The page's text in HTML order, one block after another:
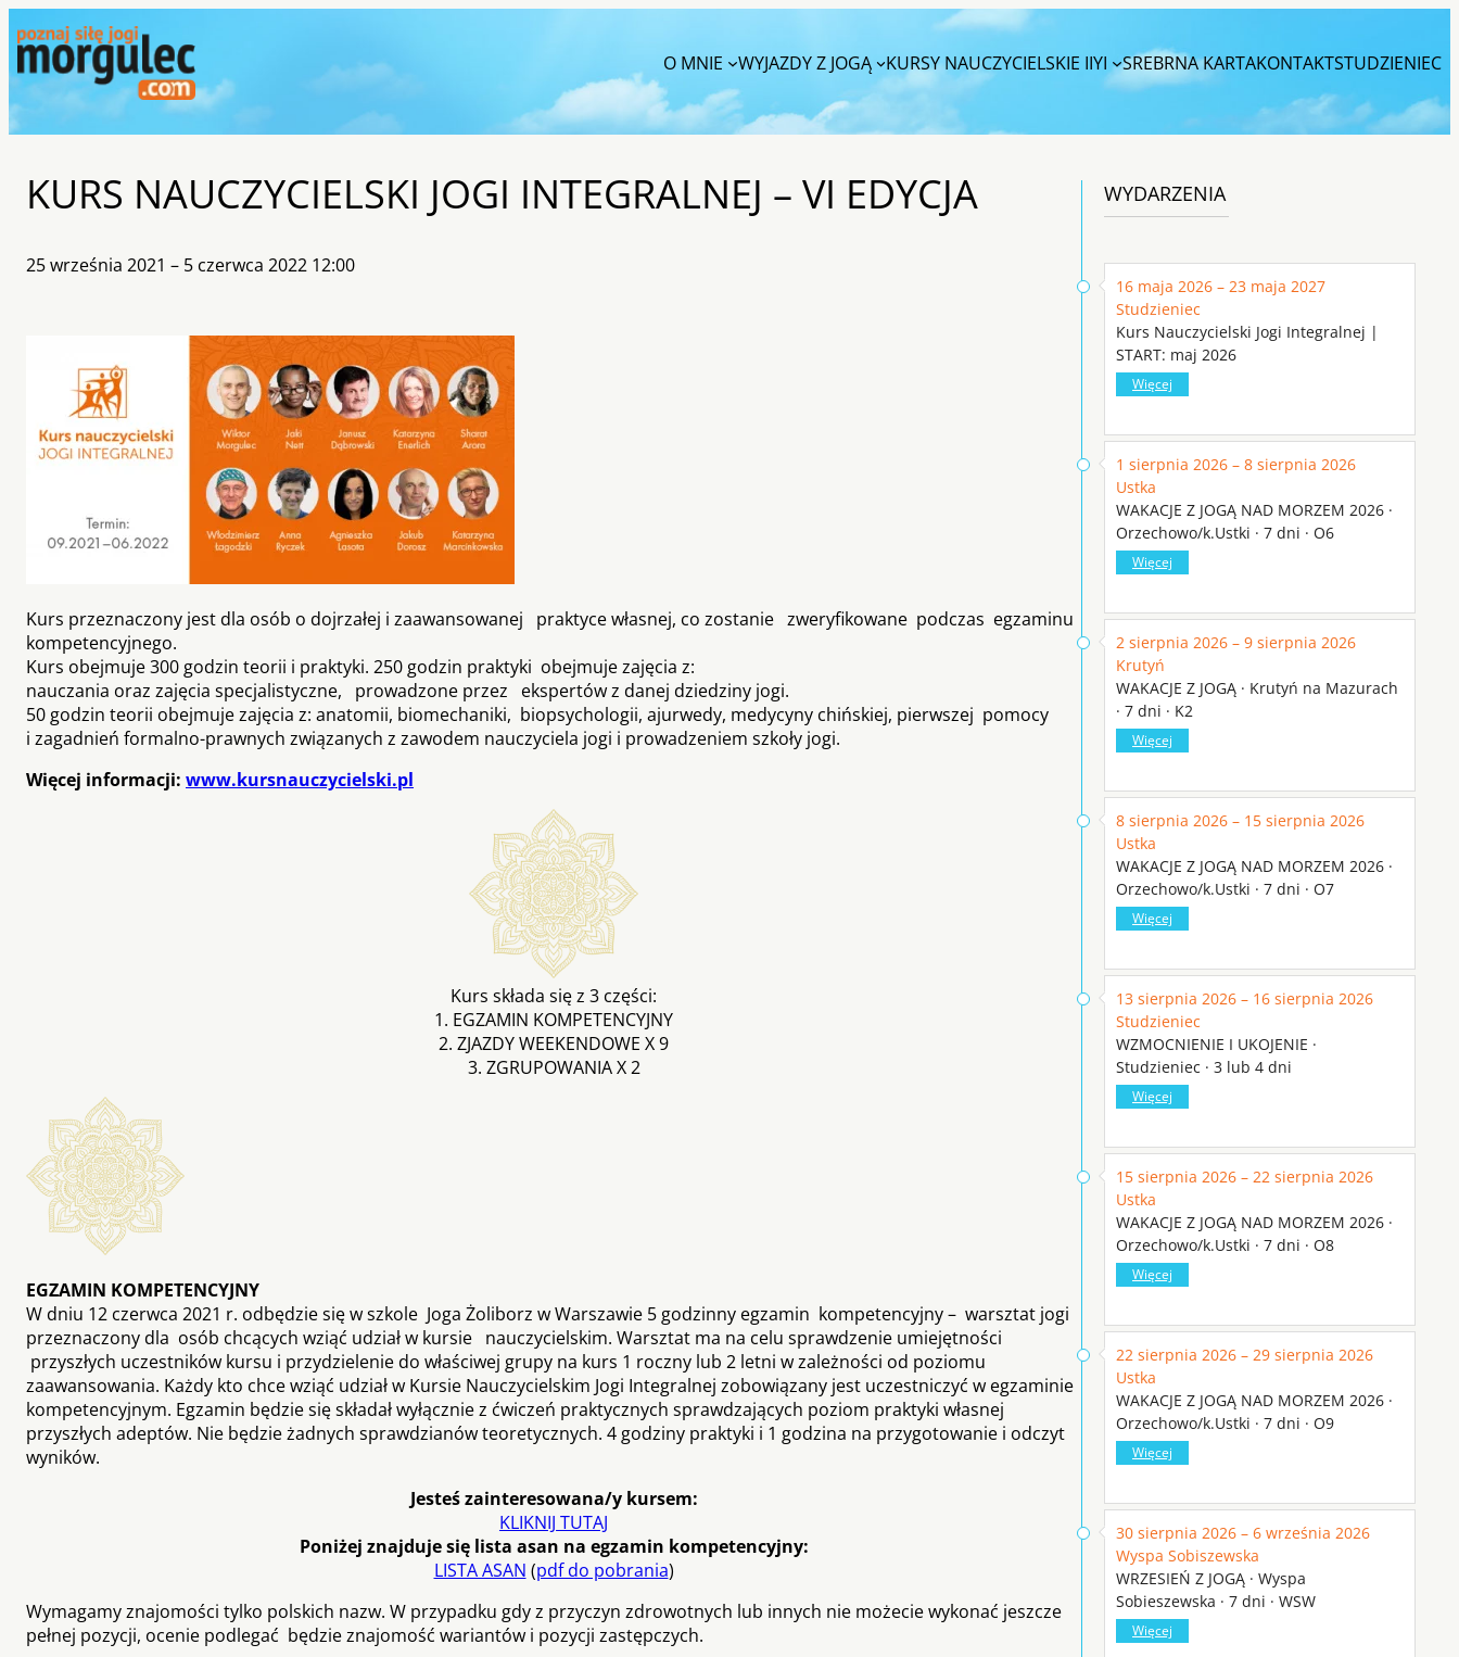
O MNIE WYJAZDY Z JOGĄ KURSY NAUCZYCIELSKIE IIYI SREBRNA KARTAKONTAKTSTUDZIENIEC
KURS NAUCZYCIELSKI JOGI INTEGRALNEJ – VI EDYCJA
25 września 2021 – 5 czerwca 2022 12:00
Kurs przeznaczony jest dla osób o dojrzałej i zaawansowanej praktyce własnej, co zostanie zweryfikowane podczas egzaminu
kompetencyjnego.
Kurs obejmuje 300 godzin teorii i praktyki. 250 godzin praktyki obejmuje zajęcia z:
nauczania oraz zajęcia specjalistyczne, prowadzone przez ekspertów z danej dziedziny jogi.
50 godzin teorii obejmuje zajęcia z: anatomii, biomechaniki, biopsychologii, ajurwedy, medycyny chińskiej, pierwszej pomocy
i zagadnień formalno-prawnych związanych z zawodem nauczyciela jogi i prowadzeniem szkoły jogi.
Więcej informacji: www.kursnauczycielski.pl
Kurs składa się z 3 części:
1. EGZAMIN KOMPETENCYJNY
2. ZJAZDY WEEKENDOWE X 9
3. ZGRUPOWANIA X 2
EGZAMIN KOMPETENCYJNY
W dniu 12 czerwca 2021 r. odbędzie się w szkole Joga Żoliborz w Warszawie 5 godzinny egzamin kompetencyjny – warsztat jogi
przeznaczony dla osób chcących wziąć udział w kursie nauczycielskim. Warsztat ma na celu sprawdzenie umiejętności
przyszłych uczestników kursu i przydzielenie do właściwej grupy na kurs 1 roczny lub 2 letni w zależności od poziomu
zaawansowania. Każdy kto chce wziąć udział w Kursie Nauczycielskim Jogi Integralnej zobowiązany jest uczestniczyć w egzaminie
kompetencyjnym. Egzamin będzie się składał wyłącznie z ćwiczeń praktycznych sprawdzających poziom praktyki własnej
przyszłych adeptów. Nie będzie żadnych sprawdzianów teoretycznych. 4 godziny praktyki i 1 godzina na przygotowanie i odczyt
wyników.
Jesteś zainteresowana/y kursem:
KLIKNIJ TUTAJ
Poniżej znajduje się lista asan na egzamin kompetencyjny:
LISTA ASAN (pdf do pobrania)
Wymagamy znajomości tylko polskich nazw. W przypadku gdy z przyczyn zdrowotnych lub innych nie możecie wykonać jeszcze
pełnej pozycji, ocenie podlegać będzie znajomość wariantów i pozycji zastępczych.
WYDARZENIA
16 maja 2026 – 23 maja 2027
Studzieniec
Kurs Nauczycielski Jogi Integralnej |
START: maj 2026
Więcej
1 sierpnia 2026 – 8 sierpnia 2026
Ustka
WAKACJE Z JOGĄ NAD MORZEM 2026 ·
Orzechowo/k.Ustki · 7 dni · O6
Więcej
2 sierpnia 2026 – 9 sierpnia 2026
Krutyń
WAKACJE Z JOGĄ · Krutyń na Mazurach
· 7 dni · K2
Więcej
8 sierpnia 2026 – 15 sierpnia 2026
Ustka
WAKACJE Z JOGĄ NAD MORZEM 2026 ·
Orzechowo/k.Ustki · 7 dni · O7
Więcej
13 sierpnia 2026 – 16 sierpnia 2026
Studzieniec
WZMOCNIENIE I UKOJENIE ·
Studzieniec · 3 lub 4 dni
Więcej
15 sierpnia 2026 – 22 sierpnia 2026
Ustka
WAKACJE Z JOGĄ NAD MORZEM 2026 ·
Orzechowo/k.Ustki · 7 dni · O8
Więcej
22 sierpnia 2026 – 29 sierpnia 2026
Ustka
WAKACJE Z JOGĄ NAD MORZEM 2026 ·
Orzechowo/k.Ustki · 7 dni · O9
Więcej
30 sierpnia 2026 – 6 września 2026
Wyspa Sobiszewska
WRZESIEŃ Z JOGĄ · Wyspa
Sobieszewska · 7 dni · WSW
Więcej